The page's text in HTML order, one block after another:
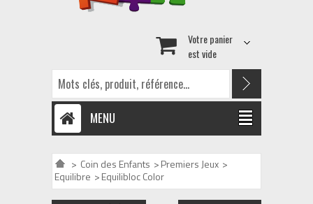
Votre panier
est vide
MENU
> Coin des Enfants >Premiers Jeux >
Equilibre >Equilibloc Color